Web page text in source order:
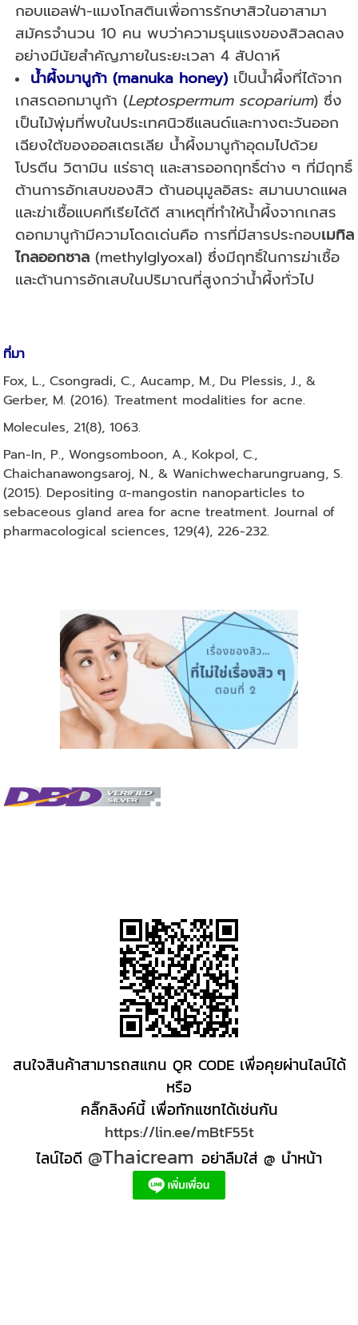
กอบแอลฟ่า-แมงโกสตินเพื่อการรักษาสิวในอาสามา
สมัครจำนวน 10 คน พบว่าความรุนแรงของสิวลดลง
อย่างมีนัยสำคัญภายในระยะเวลา 4 สัปดาห์
น้ำผึ้งมานูก้า (manuka honey) เป็นน้ำผึ้งที่ได้จาก
เกสรดอกมานูก้า (Leptospermum scoparium) ซึ่ง
เป็นไม้พุ่มที่พบในประเทศนิวซีแลนด์และทางตะวันออก
เฉียงใต้ของออสเตรเลีย น้ำผึ้งมานูก้าอุดมไปด้วย
โปรตีน วิตามิน แร่ธาตุ และสารออกฤทธิ์ต่าง ๆ ที่มีฤทธิ์
ต้านการอักเสบของสิว ต้านอนุมูลอิสระ สมานบาดแผล
และฆ่าเชื้อแบคทีเรียได้ดี สาเหตุที่ทำให้น้ำผึ้งจากเกสร
ดอกมานูก้ามีความโดดเด่นคือ การที่มีสารประกอบเมทิล
ไกลออกซาล (methylglyoxal) ซึ่งมีฤทธิ์ในการฆ่าเชื้อ
และต้านการอักเสบในปริมาณที่สูงกว่าน้ำผึ้งทั่วไป
ที่มา
Fox, L., Csongradi, C., Aucamp, M., Du Plessis, J., &
Gerber, M. (2016). Treatment modalities for acne.
Molecules, 21(8), 1063.
Pan-In, P., Wongsomboon, A., Kokpol, C.,
Chaichanawongsaroj, N., & Wanichwecharungruang, S.
(2015). Depositing α-mangostin nanoparticles to
sebaceous gland area for acne treatment. Journal of
pharmacological sciences, 129(4), 226-232.
สนใจสินค้าสามารถสแกน QR CODE เพื่อคุยผ่านไลน์ได้
หรือ
คลิ๊กลิงค์นี้ เพื่อทักแชทได้เช่นกัน
https://lin.ee/mBtF55t
ไลน์ไอดี @Thaicream อย่าลืมใส่ @ นำหน้า